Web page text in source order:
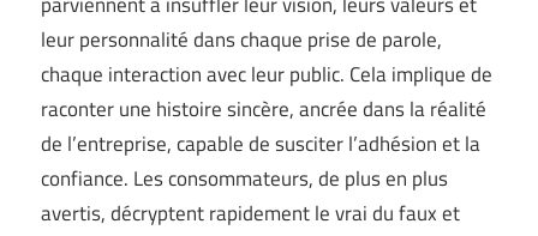
leur personnalité dans chaque prise de parole,
chaque interaction avec leur public. Cela implique de
raconter une histoire sincère, ancrée dans la réalité
de l’entreprise, capable de susciter l’adhésion et la
confiance. Les consommateurs, de plus en plus
avertis, décryptent rapidement le vrai du faux et